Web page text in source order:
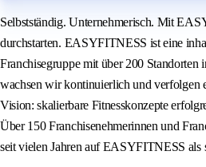
Selbstständig. Unternehmerisch. Mit
durchstarten. EASYFITNESS ist eine
Franchisegruppe mit über 200 Standorten
wachsen wir kontinuierlich und verfolgen
Vision: skalierbare Fitnesskonzepte
Über 150 Franchisenehmerinnen und
seit vielen Jahren auf EASYFITNESS als